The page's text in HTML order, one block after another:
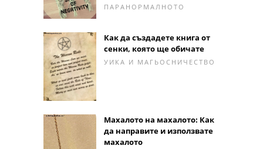
ПАРАНОРМАЛНОТО
Как да създадете книга от
сенки, която ще обичате
УИКА И МАГЬОСНИЧЕСТВО
Махалото на махалото: Как
да направите и използвате
махалото